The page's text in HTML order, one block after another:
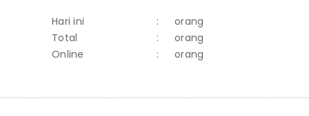
Hari ini :
orang
Total
:
orang
Online
: orang